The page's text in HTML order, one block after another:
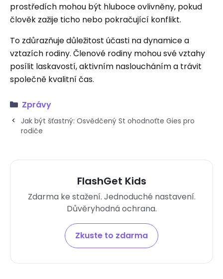
prostředích mohou být hluboce ovlivněny, pokud
člověk zažije ticho nebo pokračující konflikt.
To zdůrazňuje důležitost účasti na dynamice a
vztazích rodiny. Členové rodiny mohou své vztahy
posílit laskavostí, aktivním nasloucháním a trávit
společně kvalitní čas.
Zprávy
Jak být šťastný: Osvědčený St ohodnoťte Gies pro
rodiče
FlashGet Kids
Zdarma ke stažení. Jednoduché nastavení.
Důvěryhodná ochrana.
Zkuste to zdarma